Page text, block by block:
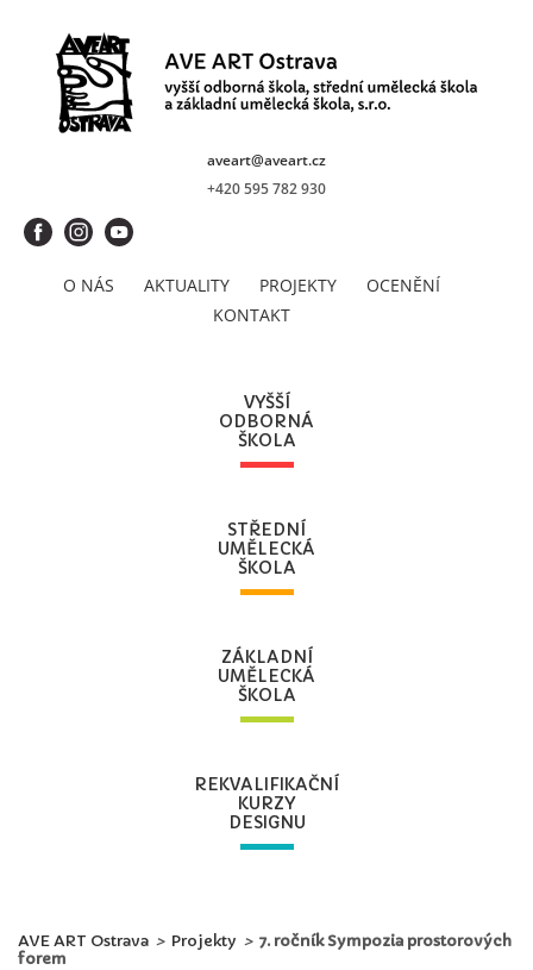
O NÁS AKTUALITY PROJEKTY
OCENĚNÍ
KONTAKT
aveart@aveart.cz
+420 595 782 930
VYŠŠÍ
ODBORNÁ
ŠKOLA
STŘEDNÍ
UMĚLECKÁ
ŠKOLA
ZÁKLADNÍ
UMĚLECKÁ
ŠKOLA
REKVALIFIKAČNÍ
KURZY
DESIGNU
AVE ART Ostrava > Projekty > 7. ročník Sympozia prostorových
forem